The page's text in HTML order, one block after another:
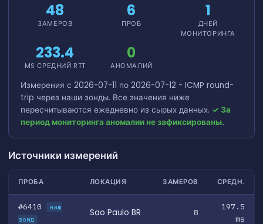
48
ЗАМЕРОВ
6
ПРОБ
1
ДНЕЙ
МОНИТОРИНГА
233.4
MS СРЕДНИЙ RTT
0
АНОМАЛИЙ
Измерения с 2026-07-11 по 2026-07-12 - ICMP round-
trip через наши зонды. Все значения ниже
пересчитываются ежедневно из сырых данных. ✓ За
период мониторинга аномалии не зафиксированы.
Источники измерений
ПРОБА ЛОКАЦИЯ ЗАМЕРОВ СРЕДН.
#6410
наш
зонд
Sao Paulo BR 8
197.5
ms